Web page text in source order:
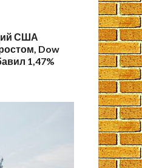
США
Dow
1,47%